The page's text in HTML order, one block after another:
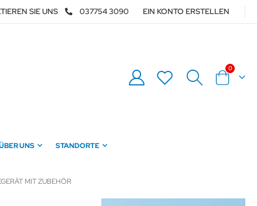
SIE UNS 037754 3090 EIN KONTO ERSTELLEN
Warenkorb
0Artikel
UNS STANDORTE
MIT ZUBEHÖR